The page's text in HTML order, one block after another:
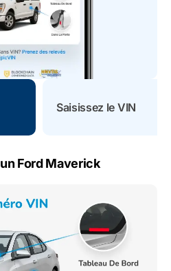
Saisissez le VIN
Ford Maverick